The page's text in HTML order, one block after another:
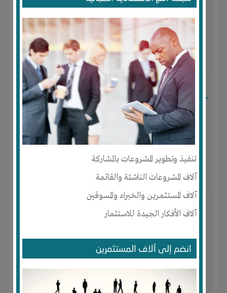
تنفيذ وتطوير المشروعات بالمشاركة
آلاف المشروعات الناشئة والقائمة
آلاف المستثمرين والخبراء والمسوقين
آلاف الأفكار الجيدة للاستثمار
انضم إلى آلاف المستثمرين
لديـه :المال-الوقت-تسويق-علاقات
المكان :مصر-
آخر ظهور: : منذ 8 سنوات
Ayoob Alhaj
الجنس : ذكر
المكان :ليبيا-